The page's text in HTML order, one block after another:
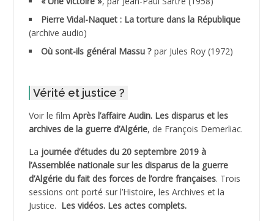
ADDANE
ADDECHE Rachid
ADELIOUAT Vve AIT SAADA
ADJANI Khaled
ADJAOUT
ADNI Mohamed Akli
ADOUL Arab *
Pierre Vidal-Naquet : La torture dans la République
(archive audio)
Où sont-ils général Massu ? par Jules Roy (1972)
Vérité et justice ?
Voir le film Après l’affaire Audin. Les disparus et les
archives de la guerre d’Algérie, de François Demerliac.
La journée d’études du 20 septembre 2019 à
l’Assemblée nationale sur les disparus de la guerre
d’Algérie du fait des forces de l’ordre françaises. Trois
sessions ont porté sur l’Histoire, les Archives et la
Justice. Les vidéos. Les actes complets.